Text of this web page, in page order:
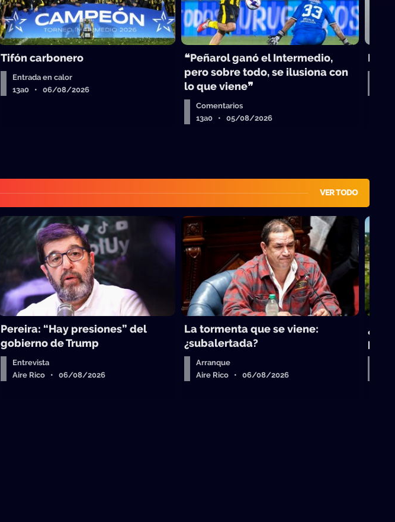
Tifón carbonero
Entrada en calor
13a0 • 06/08/2026
❝Peñarol ganó el Intermedio,
pero sobre todo, se ilusiona con
lo que viene❞
Comentarios
13a0 • 05/08/2026
VER TODO
Pereira: “Hay presiones” del
gobierno de Trump
Entrevista
Aire Rico • 06/08/2026
La tormenta que se viene:
¿subalertada?
Arranque
Aire Rico • 06/08/2026
para